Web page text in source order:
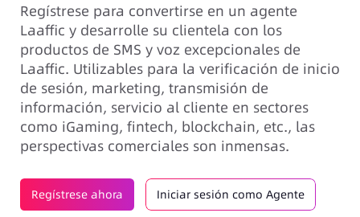
Regístrese para convertirse en un agente
Laaffic y desarrolle su clientela con los
productos de SMS y voz excepcionales de
Laaffic. Utilizables para la verificación de inicio
de sesión, marketing, transmisión de
información, servicio al cliente en sectores
como iGaming, fintech, blockchain, etc., las
perspectivas comerciales son inmensas.
Regístrese ahora Iniciar sesión como Agente